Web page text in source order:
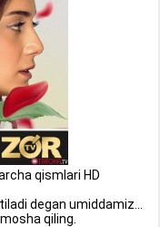
qismlari HD
degan umiddamiz...
qiling.